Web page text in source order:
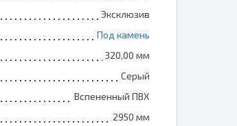
Эксклюзив
Под камень
320,00 мм
Серый
Вспененный ПВХ
2950 мм